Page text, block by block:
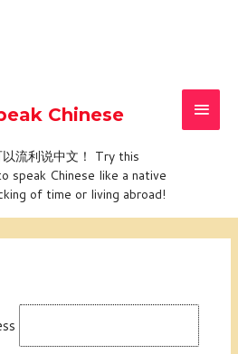
Chinese
流利说中文！ Try this
speak Chinese like a native
of time or living abroad!